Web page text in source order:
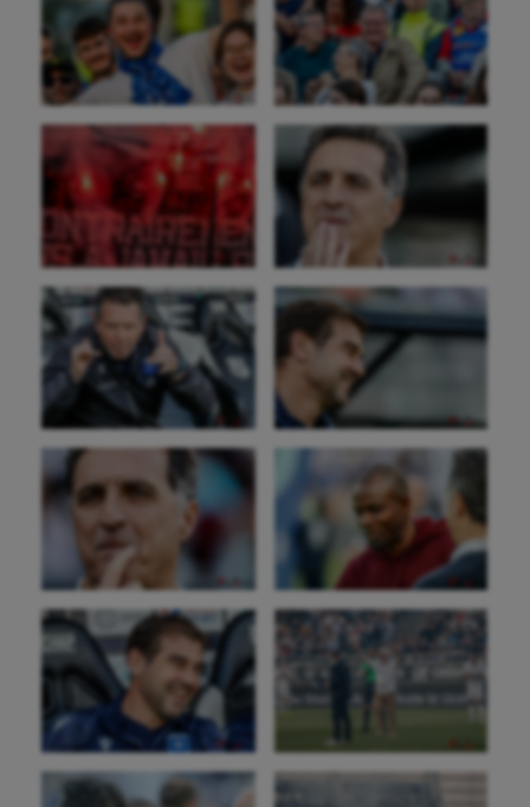
Aéronautique
Athlétisme
Auto
Aviron
Balle à la main
Ballon au poing